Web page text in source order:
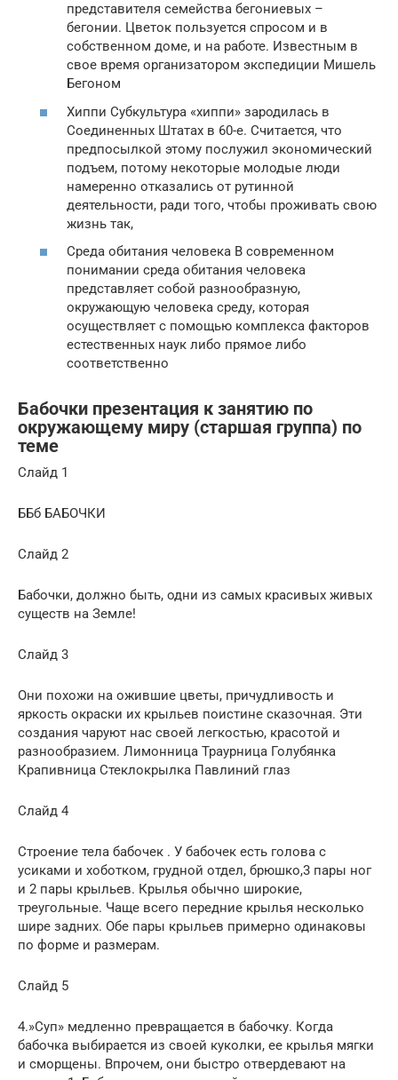
представителя семейства бегониевых –
бегонии. Цветок пользуется спросом и в
собственном доме, и на работе. Известным в
свое время организатором экспедиции Мишель
Бегоном
Хиппи Субкультура «хиппи» зародилась в
Соединенных Штатах в 60-е. Считается, что
предпосылкой этому послужил экономический
подъем, потому некоторые молодые люди
намеренно отказались от рутинной
деятельности, ради того, чтобы проживать свою
жизнь так,
Среда обитания человека В современном
понимании среда обитания человека
представляет собой разнообразную,
окружающую человека среду, которая
осуществляет с помощью комплекса факторов
естественных наук либо прямое либо
соответственно
Бабочки презентация к занятию по
окружающему миру (старшая группа) по
теме
Слайд 1
ББб БАБОЧКИ
Слайд 2
Бабочки, должно быть, одни из самых красивых живых
существ на Земле!
Слайд 3
Они похожи на ожившие цветы, причудливость и
яркость окраски их крыльев поистине сказочная. Эти
создания чаруют нас своей легкостью, красотой и
разнообразием. Лимонница Траурница Голубянка
Крапивница Стеклокрылка Павлиний глаз
Слайд 4
Строение тела бабочек . У бабочек есть голова с
усиками и хоботком, грудной отдел, брюшко,3 пары ног
и 2 пары крыльев. Крылья обычно широкие,
треугольные. Чаще всего передние крылья несколько
шире задних. Обе пары крыльев примерно одинаковы
по форме и размерам.
Слайд 5
4.»Суп» медленно превращается в бабочку. Когда
бабочка выбирается из своей куколки, ее крылья мягки
и сморщены. Впрочем, они быстро отвердевают на